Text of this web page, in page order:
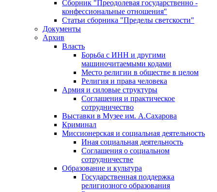
Сборник "Преодолевая государственно -
конфессиональные отношения"
Статьи сборника "Пределы светскости"
Документы
Архив
Власть
Борьба с ИНН и другими
машиночитаемыми кодами
Место религии в обществе в целом
Религия и права человека
Армия и силовые структуры
Соглашения и практическое
сотрудничество
Выставки в Музее им. А.Сахарова
Криминал
Миссионерская и социальная деятельность
Иная социальная деятельность
Соглашения о социальном
сотрудничестве
Образование и культура
Государственная поддержка
религиозного образования